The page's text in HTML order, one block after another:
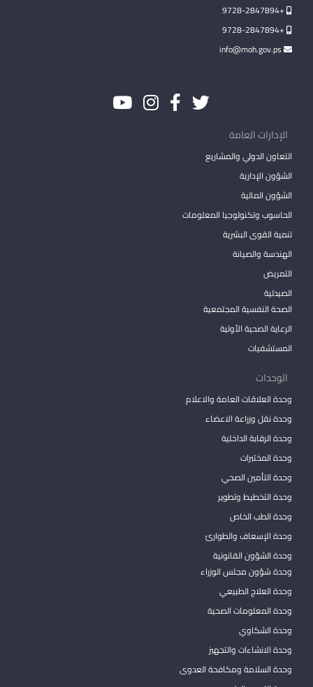
+9728-2847894
+9728-2847894
الإدارات العامة
التعاون الدولي والمشاريع
الشؤون الإدارية
الشؤون المالية
الحاسوب وتكنولوجيا المعلومات
تنمية القوى البشرية
الهندسة والصيانة
التمريض
الصيدلية
الصحة النفسية المجتمعية
الرعاية الصحية الأولية
المستشفيات
الوحدات
وحدة العلاقات العامة والاعلام
وحدة نقل وزراعة الاعضاء
وحدة الرقابة الداخلية
وحدة المختبرات
وحدة التأمين الصحي
وحدة التخطيط وتطوير
وحدة الطب الخاص
وحدة الإسعاف والطوارئ
وحدة الشؤون القانونية
وحدة شؤون مجلس الوزراء
وحدة العلاج الطبيعي
وحدة المعلومات الصحية
وحدة الشكاوي
وحدة الانشاءات والتجهيز
وحدة السلامة ومكافحة العدوى